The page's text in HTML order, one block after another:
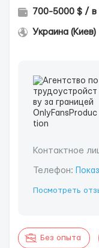
700-5000 $ / в
Украина (Киев)
Контактное
Телефон:
Посмотреть
Без опыта